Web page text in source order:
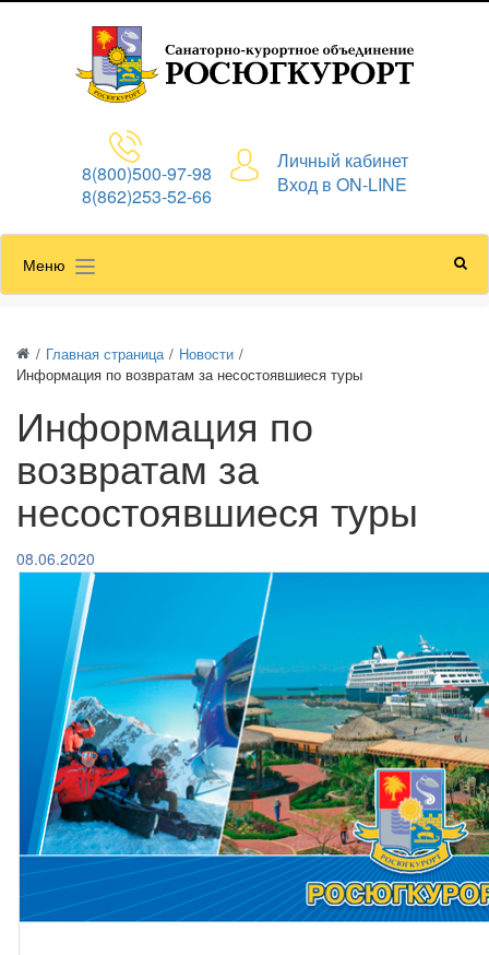
8(800)500-97-98
8(862)253-52-66
Личный кабинет
Вход в ON-LINE
Меню
/ Главная страница / Новости /
Информация по возвратам за несостоявшиеся туры
Информация по
возвратам за
несостоявшиеся туры
08.06.2020